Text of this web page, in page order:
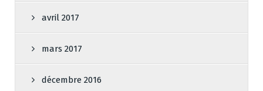
avril 2017
mars 2017
décembre 2016